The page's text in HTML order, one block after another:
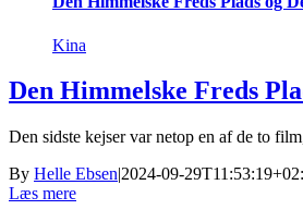
Kina
Den Himmelske Freds
Den sidste kejser var netop en af de to
By Helle Ebsen|2024-09-
Læs mere